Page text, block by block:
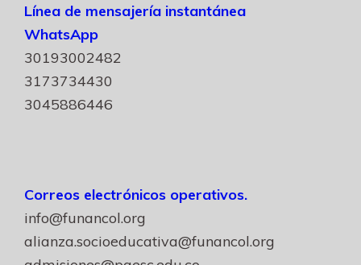
Línea de mensajería instantánea
WhatsApp
30193002482
3173734430
3045886446
Correos electrónicos operativos.
info@funancol.org
alianza.socioeducativa@funancol.org